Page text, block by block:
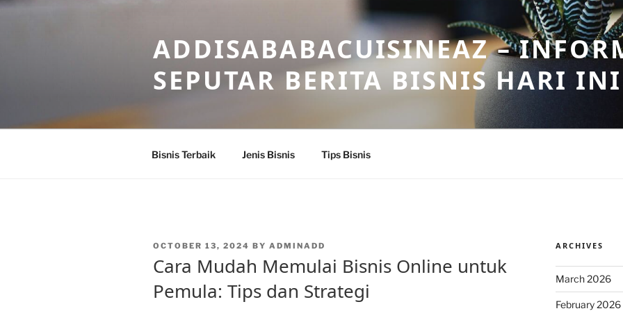
Skip
ADDISABABACUISINEAZ –
SEPUTAR BERITA BISNIS HARI INI
Bisnis Terbaik Jenis Bisnis Tips Bisnis
POSTED
OCTOBER 13, 2024 BY ADMINADD
Cara Mudah Memulai Bisnis Online untuk
Pemula: Tips dan Strategi
ARCHIVES
March 2026
February 2026